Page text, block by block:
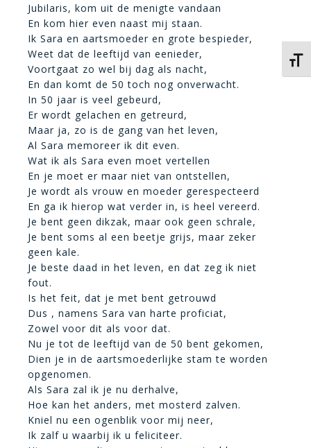
Jubilaris, kom uit de menigte vandaan
En kom hier even naast mij staan.
Ik Sara en aartsmoeder en grote bespieder,
Weet dat de leeftijd van eenieder,
Voortgaat zo wel bij dag als nacht,
En dan komt de 50 toch nog onverwacht.
In 50 jaar is veel gebeurd,
Er wordt gelachen en getreurd,
Maar ja, zo is de gang van het leven,
Al Sara memoreer ik dit even.
Wat ik als Sara even moet vertellen
En je moet er maar niet van ontstellen,
Je wordt als vrouw en moeder gerespecteerd
En ga ik hierop wat verder in, is heel vereerd.
Je bent geen dikzak, maar ook geen schrale,
Je bent soms al een beetje grijs, maar zeker
geen kale.
Je beste daad in het leven, en dat zeg ik niet
fout.
Is het feit, dat je met bent getrouwd
Dus , namens Sara van harte proficiat,
Zowel voor dit als voor dat.
Nu je tot de leeftijd van de 50 bent gekomen,
Dien je in de aartsmoederlijke stam te worden
opgenomen.
Als Sara zal ik je nu derhalve,
Hoe kan het anders, met mosterd zalven.
Kniel nu een ogenblik voor mij neer,
Ik zalf u waarbij ik u feliciteer.